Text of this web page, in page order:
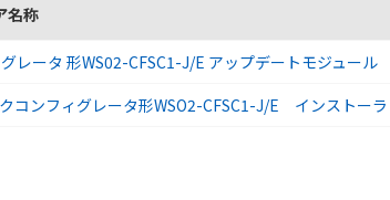
名称
レータ 形WS02-CFSC1-J/E アップデートモジュール
コンフィグレータ形WSO2-CFSC1-J/E インストーラ